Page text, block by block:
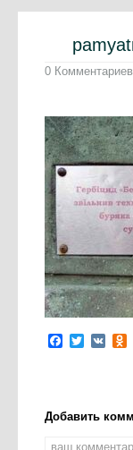
0 Комментариев
Facebook
Twitter
VK
Добавить